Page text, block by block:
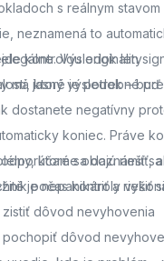
s reálnym stavom
neznamená to
Výsledok len
ktoré je potrebné
kontrolou originality
má jasný výsledok –
dostanete negatívny
koniec. Práve
ktoré sa dajú riešiť,
je nepanikáriť a riešiť
oboznámiť
počas kontroly
dôvod nevyhovenia
pochopiť dôvod